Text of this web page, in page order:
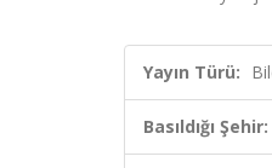
Yayın Türü:
Basıldığı Şehir: